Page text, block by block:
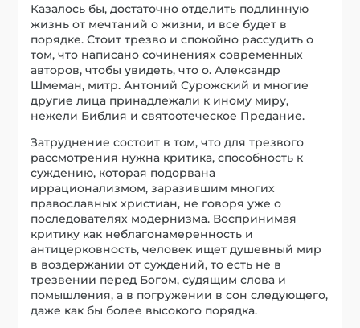
Казалось бы, достаточно отделить подлинную
жизнь от мечтаний о жизни, и все будет в
порядке. Стоит трезво и спокойно рассудить о
том, что написано сочинениях современных
авторов, чтобы увидеть, что о. Александр
Шмеман, митр. Антоний Сурожский и многие
другие лица принадлежали к иному миру,
нежели Библия и святоотеческое Предание.
Затруднение состоит в том, что для трезвого
рассмотрения нужна критика, способность к
суждению, которая подорвана
иррационализмом, заразившим многих
православных христиан, не говоря уже о
последователях модернизма. Воспринимая
критику как неблагонамеренность и
антицерковность, человек ищет душевный мир
в воздержании от суждений, то есть не в
трезвении перед Богом, судящим слова и
помышления, а в погружении в сон следующего,
даже как бы более высокого порядка.